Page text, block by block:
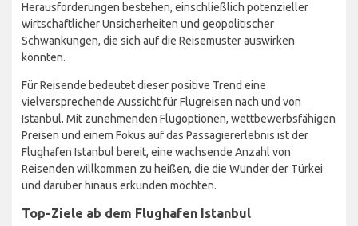
Herausforderungen bestehen, einschließlich potenzieller
wirtschaftlicher Unsicherheiten und geopolitischer
Schwankungen, die sich auf die Reisemuster auswirken
könnten.
Für Reisende bedeutet dieser positive Trend eine
vielversprechende Aussicht für Flugreisen nach und von
Istanbul. Mit zunehmenden Flugoptionen, wettbewerbsfähigen
Preisen und einem Fokus auf das Passagiererlebnis ist der
Flughafen Istanbul bereit, eine wachsende Anzahl von
Reisenden willkommen zu heißen, die die Wunder der Türkei
und darüber hinaus erkunden möchten.
Top-Ziele ab dem Flughafen Istanbul